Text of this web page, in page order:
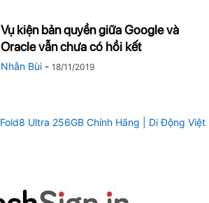
Vụ kiện bản quyền giữa Google và
Oracle vẫn chưa có hồi kết
Nhẫn Bùi - 18/11/2019